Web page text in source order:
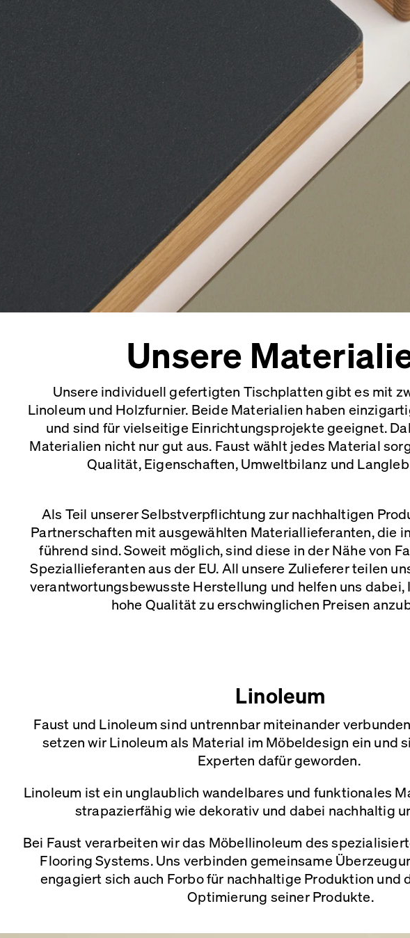
Unsere
Unsere individuell gefertigten Tischplatten gibt es mit
Linoleum und Holzfurnier. Beide Materialien haben
und sind für vielseitige Einrichtungsprojekte geeignet.
Materialien nicht nur gut aus. Faust wählt jedes Material
Qualität, Eigenschaften, Umweltbilanz und
Als Teil unserer Selbstverpflichtung zur nachhaltigen
Partnerschaften mit ausgewählten Materiallieferanten, die
führend sind. Soweit möglich, sind diese in der Nähe von
Speziallieferanten aus der EU. All unsere Zulieferer teilen
verantwortungsbewusste Herstellung und helfen uns dabei,
hohe Qualität zu erschwinglichen Preisen
Linoleum
Faust und Linoleum sind untrennbar miteinander
setzen wir Linoleum als Material im Möbeldesign ein und
Experten dafür geworden.
Linoleum ist ein unglaublich wandelbares und funktionales
strapazierfähig wie dekorativ und dabei nachhaltig
Bei Faust verarbeiten wir das Möbellinoleum des
Flooring Systems. Uns verbinden gemeinsame
engagiert sich auch Forbo für nachhaltige Produktion und
Optimierung seiner Produkte.